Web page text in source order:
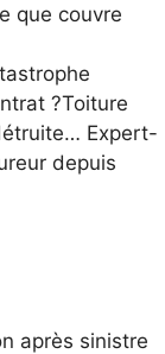
que couvre
?Toiture
Expert-
depuis
après sinistre